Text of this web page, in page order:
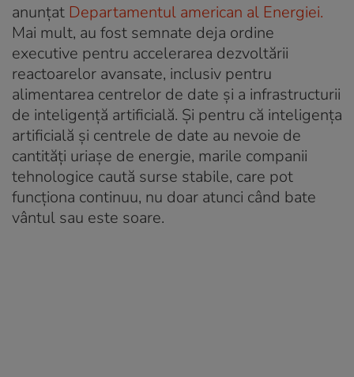
anunțat Departamentul american al Energiei.
Mai mult, au fost semnate deja ordine
executive pentru accelerarea dezvoltării
reactoarelor avansate, inclusiv pentru
alimentarea centrelor de date și a infrastructurii
de inteligență artificială. Și pentru că inteligența
artificială și centrele de date au nevoie de
cantități uriașe de energie, marile companii
tehnologice caută surse stabile, care pot
funcționa continuu, nu doar atunci când bate
vântul sau este soare.